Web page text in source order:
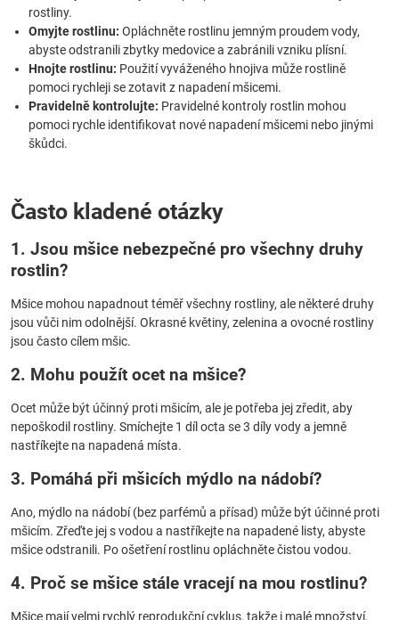
rostliny.
Omyjte rostlinu: Opláchněte rostlinu jemným proudem vody,
abyste odstranili zbytky medovice a zabránili vzniku plísní.
Hnojte rostlinu: Použití vyváženého hnojiva může rostlině
pomoci rychleji se zotavit z napadení mšicemi.
Pravidelně kontrolujte: Pravidelné kontroly rostlin mohou
pomoci rychle identifikovat nové napadení mšicemi nebo jinými
škůdci.
Často kladené otázky
1. Jsou mšice nebezpečné pro všechny druhy
rostlin?
Mšice mohou napadnout téměř všechny rostliny, ale některé druhy
jsou vůči nim odolnější. Okrasné květiny, zelenina a ovocné rostliny
jsou často cílem mšic.
2. Mohu použít ocet na mšice?
Ocet může být účinný proti mšicím, ale je potřeba jej zředit, aby
nepoškodil rostliny. Smíchejte 1 díl octa se 3 díly vody a jemně
nastříkejte na napadená místa.
3. Pomáhá při mšicích mýdlo na nádobí?
Ano, mýdlo na nádobí (bez parfémů a přísad) může být účinné proti
mšicím. Zřeďte jej s vodou a nastříkejte na napadené listy, abyste
mšice odstranili. Po ošetření rostlinu opláchněte čistou vodou.
4. Proč se mšice stále vracejí na mou rostlinu?
Mšice mají velmi rychlý reprodukční cyklus, takže i malé množství,